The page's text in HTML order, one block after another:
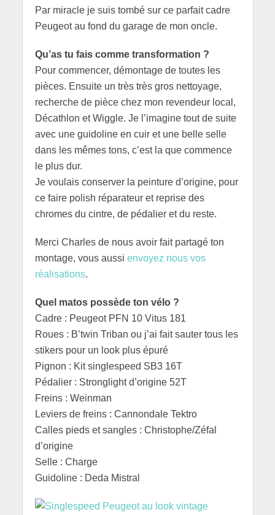
Par miracle je suis tombé sur ce parfait cadre
Peugeot au fond du garage de mon oncle.
Qu’as tu fais comme transformation ?
Pour commencer, démontage de toutes les
pièces. Ensuite un très très gros nettoyage,
recherche de pièce chez mon revendeur local,
Décathlon et Wiggle. Je l’imagine tout de suite
avec une guidoline en cuir et une belle selle
dans les mêmes tons, c’est la que commence
le plus dur.
Je voulais conserver la peinture d’origine, pour
ce faire polish réparateur et reprise des
chromes du cintre, de pédalier et du reste.
Merci Charles de nous avoir fait partagé ton
montage, vous aussi envoyez nous vos
réalisations.
Quel matos possède ton vélo ?
Cadre : Peugeot PFN 10 Vitus 181
Roues : B’twin Triban ou j’ai fait sauter tous les
stikers pour un look plus épuré
Pignon : Kit singlespeed SB3 16T
Pédalier : Stronglight d’origine 52T
Freins : Weinman
Leviers de freins : Cannondale Tektro
Calles pieds et sangles : Christophe/Zéfal
d’origine
Selle : Charge
Guidoline : Deda Mistral